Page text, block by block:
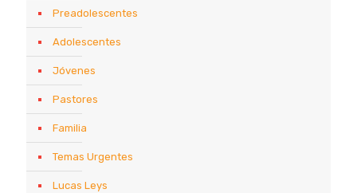
Preadolescentes
Adolescentes
Jóvenes
Pastores
Familia
Temas Urgentes
Lucas Leys